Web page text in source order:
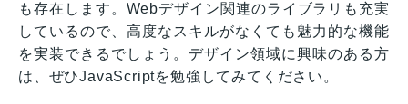
も存在します。Webデザイン関連のライブラリも充実
しているので、高度なスキルがなくても魅力的な機能
を実装できるでしょう。デザイン領域に興味のある方
は、ぜひJavaScriptを勉強してみてください。